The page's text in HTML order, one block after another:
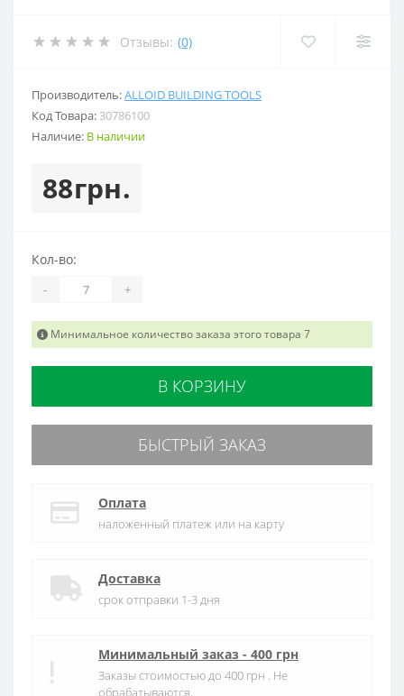
Отзывы: (0)
Производитель:ALLOID BUILDING TOOLS
Код Товара: 30786100
Наличие: В наличии
88грн.
Кол-во:
- +
Минимальное количество заказа этого товара 7
В КОРЗИНУ
БЫСТРЫЙ ЗАКАЗ
Оплата
наложенный платеж или на карту
Доставка
срок отправки 1-3 дня
Минимальный заказ - 400 грн
Заказы стоимостью до 400 грн . Не
обрабатываются.